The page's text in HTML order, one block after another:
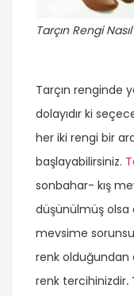
Tarçın Rengi
Tarçın renginde
dolayıdır ki
her iki rengi bir
başlayabilirsiniz.
sonbahar- kış
düşünülmüş olsa
mevsime
renk olduğundan
renk tercihinizdir.